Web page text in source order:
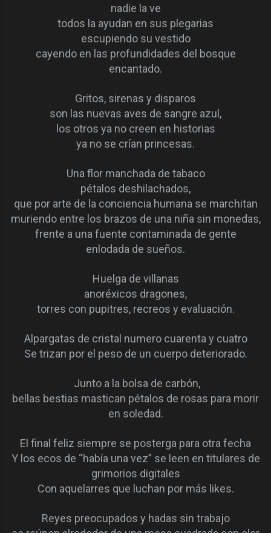
nadie la ve
todos la ayudan en sus plegarias
escupiendo su vestido
cayendo en las profundidades del bosque
encantado.
Gritos, sirenas y disparos
son las nuevas aves de sangre azul,
los otros ya no creen en historias
ya no se crían princesas.
Una flor manchada de tabaco
pétalos deshilachados,
que por arte de la conciencia humana se marchitan
muriendo entre los brazos de una niña sin monedas,
frente a una fuente contaminada de gente
enlodada de sueños.
Huelga de villanas
anoréxicos dragones,
torres con pupitres, recreos y evaluación.
Alpargatas de cristal numero cuarenta y cuatro
Se trizan por el peso de un cuerpo deteriorado.
Junto a la bolsa de carbón,
bellas bestias mastican pétalos de rosas para morir
en soledad.
El final feliz siempre se posterga para otra fecha
Y los ecos de “había una vez” se leen en titulares de
grimorios digitales
Con aquelarres que luchan por más likes.
Reyes preocupados y hadas sin trabajo